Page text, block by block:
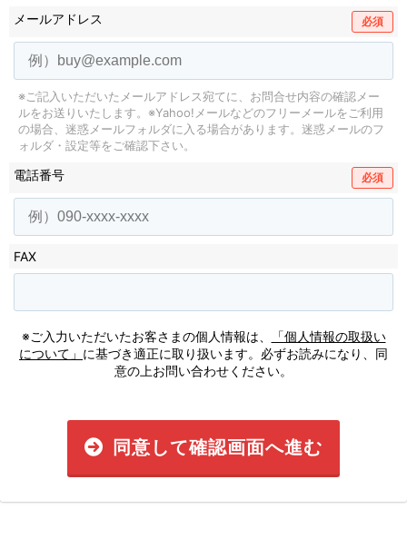
メールアドレス 必須
※ご記入いただいたメールアドレス宛てに、お問合せ内容の確認メー
ルをお送りいたします。 ※Yahoo!メールなどのフリーメールをご利用
の場合、迷惑メールフォルダに入る場合があります。 迷惑メールのフ
ォルダ・設定等をご確認下さい。
電話番号 必須
FAX
※ご入力いただいたお客さまの個人情報は、
「個人情報の取扱い
について」 に基づき適正に取り扱います。必ずお読みになり、同
意の上お問い合わせください。
同意して確認画面へ進む